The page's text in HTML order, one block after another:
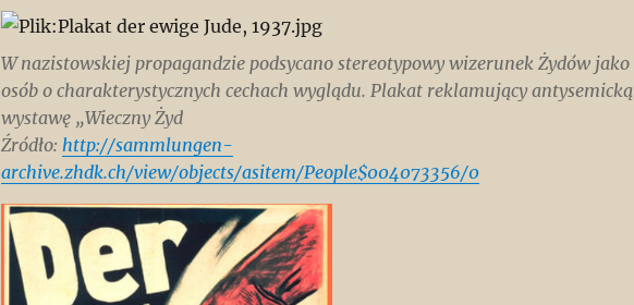
W nazistowskiej propagandzie podsycano stereotypowy wizerunek Żydów jako
osób o charakterystycznych cechach wyglądu. Plakat reklamujący antysemicką
wystawę „Wieczny Żyd
Źródło: http://sammlungen-
archive.zhdk.ch/view/objects/asitem/People$004073356/0